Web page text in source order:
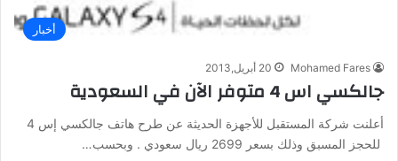
أخبار
Mohamed Fares 20 أبريل,2013
جالكسي اس 4 متوفر الآن في السعودية
أعلنت شركة المستقبل للأجهزة الحديثة عن طرح هاتف جالكسي إس 4
للحجز المسبق وذلك بسعر 2699 ريال سعودي . وبحسب…